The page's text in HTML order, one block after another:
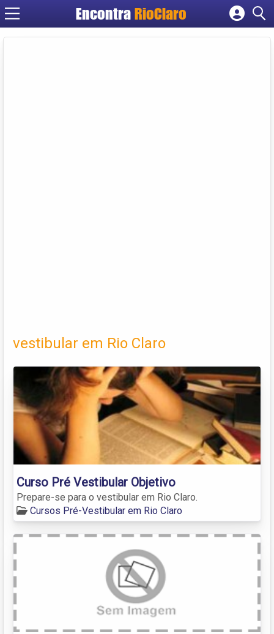
Encontra RioClaro
Cadastrar empresa
vestibular em Rio Claro
Curso Pré Vestibular Objetivo
Prepare-se para o vestibular em Rio Claro.
Cursos Pré-Vestibular em Rio Claro